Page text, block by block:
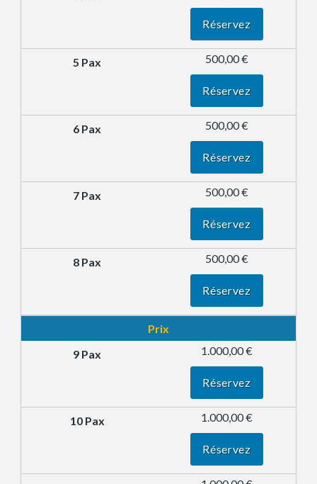
Réservez
500,00 €
Réservez
500,00 €
Réservez
500,00 €
Réservez
500,00 €
Réservez
Prix
1.000,00 €
Réservez
1.000,00 €
Réservez